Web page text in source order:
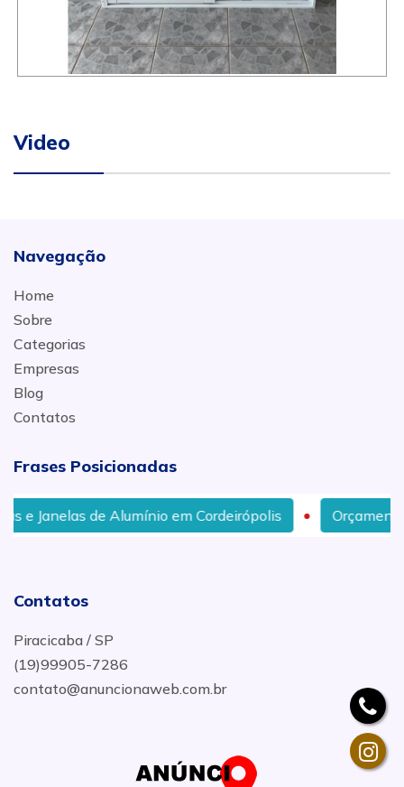
Video
Navegação
Home
Sobre
Categorias
Empresas
Blog
Contatos
Frases Posicionadas
em Cordeirópolis Orçamento de Box para
Contatos
Piracicaba / SP
(19)99905-7286
contato@anuncionaweb.com.br